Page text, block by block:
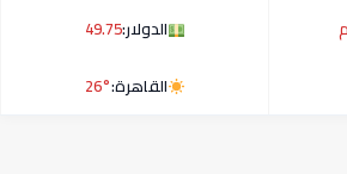
الدولار:49.75
القاهرة:26°